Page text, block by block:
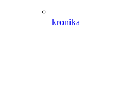
kronika